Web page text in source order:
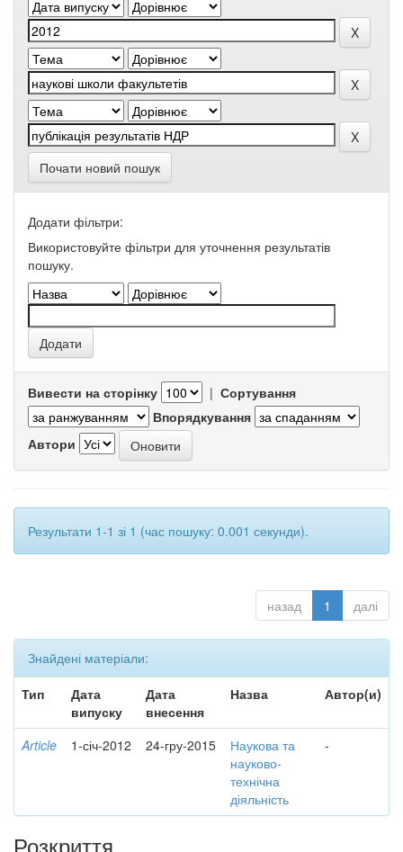
Почати новий пошук
Додати фільтри:
Використовуйте фільтри для уточнення результатів
пошуку.
Вивести на сторінку | Сортування
Впорядкування
Автори
Результати 1-1 зі 1 (час пошуку: 0.001 секунди).
назад 1 далі
Знайдені матеріали:
Тип
Дата
випуску
Дата
внесення
Назва Автор(и)
Article 1-січ-2012 24-гру-2015
Наукова та
науково-
технічна
діяльність
-
Розкриття